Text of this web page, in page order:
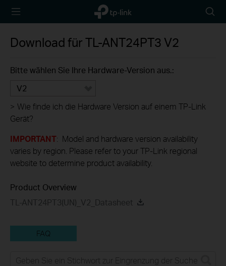
TP-Link,
Reliably
icon
Download fürTL-ANT24PT3 V2
Bitte wählen Sie Ihre Hardware-Version aus.:
V2
> Wie finde ich die Hardware Version auf einem TP-Link
Gerät?
IMPORTANT: Model and hardware version availability
varies by region. Please refer to your TP-Link regional
website to determine product availability.
Product Overview
TL-ANT24PT3(UN)_V2_Datasheet
FAQ